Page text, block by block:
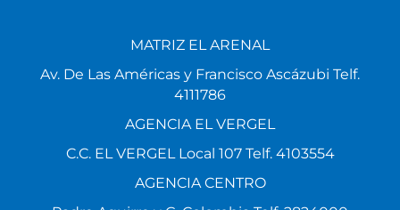
MATRIZ EL ARENAL
Av. De Las Américas y Francisco Ascázubi Telf.
4111786
AGENCIA EL VERGEL
C.C. EL VERGEL Local 107 Telf. 4103554
AGENCIA CENTRO